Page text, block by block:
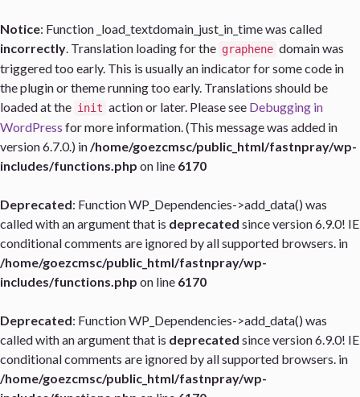
Notice: Function _load_textdomain_just_in_time was called
incorrectly. Translation loading for the graphene domain was
triggered too early. This is usually an indicator for some code in
the plugin or theme running too early. Translations should be
loaded at the init action or later. Please see Debugging in
WordPress for more information. (This message was added in
version 6.7.0.) in/home/goezcmsc/public_html/fastnpray/wp-
includes/functions.php on line 6170
Deprecated: Function WP_Dependencies->add_data() was
called with an argument that is deprecated since version 6.9.0! IE
conditional comments are ignored by all supported browsers. in
/home/goezcmsc/public_html/fastnpray/wp-
includes/functions.php on line 6170
Deprecated: Function WP_Dependencies->add_data() was
called with an argument that is deprecated since version 6.9.0! IE
conditional comments are ignored by all supported browsers. in
/home/goezcmsc/public_html/fastnpray/wp-